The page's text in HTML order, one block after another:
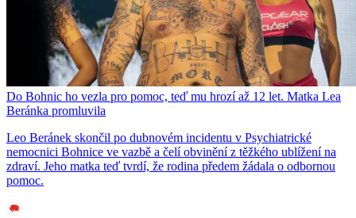
Do Bohnic ho vezla pro pomoc, teď mu hrozí až 12 let. Matka Lea
Beránka promluvila
Leo Beránek skončil po dubnovém incidentu v Psychiatrické
nemocnici Bohnice ve vazbě a čelí obvinění z těžkého ublížení na
zdraví. Jeho matka teď tvrdí, že rodina předem žádala o odbornou
pomoc.